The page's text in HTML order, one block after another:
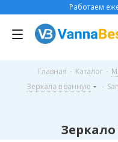
Работаем
Главная - Каталог -
Зеркала в ванную
-